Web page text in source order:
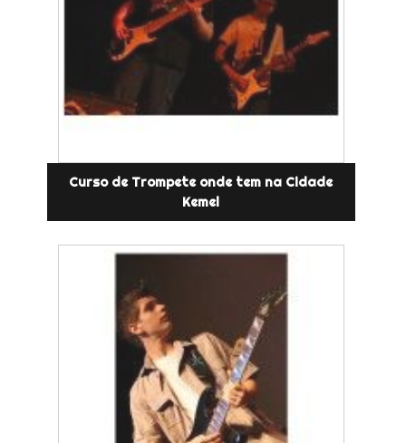
Curso de Trompete onde tem na Cidade
Kemel